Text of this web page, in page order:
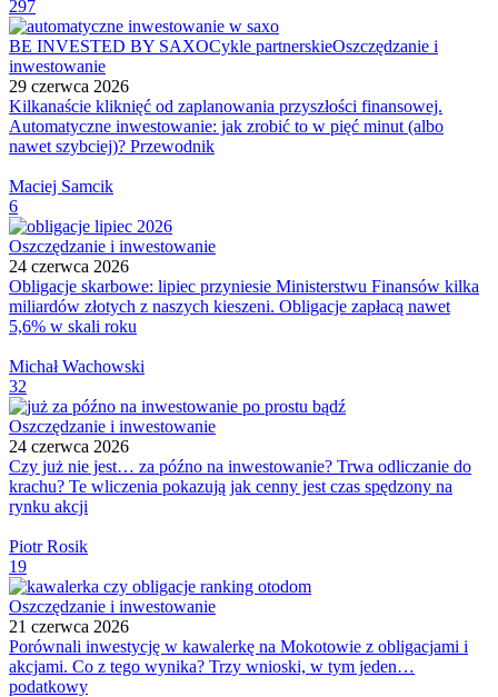
297
BE INVESTED BY SAXOCykle partnerskieOszczędzanie i
inwestowanie
29 czerwca 2026
Kilkanaście kliknięć od zaplanowania przyszłości finansowej.
Automatyczne inwestowanie: jak zrobić to w pięć minut (albo
nawet szybciej)? Przewodnik
Maciej Samcik
6
Oszczędzanie i inwestowanie
24 czerwca 2026
Obligacje skarbowe: lipiec przyniesie Ministerstwu Finansów kilka
miliardów złotych z naszych kieszeni. Obligacje zapłacą nawet
5,6% w skali roku
Michał Wachowski
32
Oszczędzanie i inwestowanie
24 czerwca 2026
Czy już nie jest… za późno na inwestowanie? Trwa odliczanie do
krachu? Te wliczenia pokazują jak cenny jest czas spędzony na
rynku akcji
Piotr Rosik
19
Oszczędzanie i inwestowanie
21 czerwca 2026
Porównali inwestycję w kawalerkę na Mokotowie z obligacjami i
akcjami. Co z tego wynika? Trzy wnioski, w tym jeden…
podatkowy